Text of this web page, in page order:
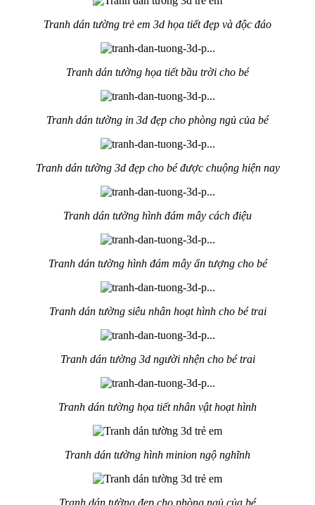
Tranh dán tường trẻ em 3d họa tiết đẹp và độc đáo
Tranh dán tường họa tiết bầu trời cho bé
Tranh dán tường in 3d đẹp cho phòng ngủ của bé
Tranh dán tường 3d đẹp cho bé được chuộng hiện nay
Tranh dán tường hình đám mây cách điệu
Tranh dán tường hình đám mây ấn tượng cho bé
Tranh dán tường siêu nhân hoạt hình cho bé trai
Tranh dán tường 3d người nhện cho bé trai
Tranh dán tường họa tiết nhân vật hoạt hình
Tranh dán tường hình minion ngộ nghĩnh